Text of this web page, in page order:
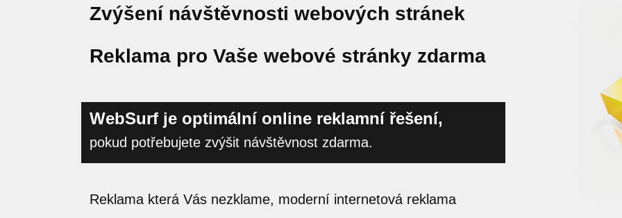
Zvýšení návštěvnosti webových stránek
Reklama pro Vaše webové stránky zdarma
WebSurf je optimální online reklamní řešení,
pokud potřebujete zvýšit návštěvnost zdarma.
Reklama která Vás nezklame, moderní internetová reklama